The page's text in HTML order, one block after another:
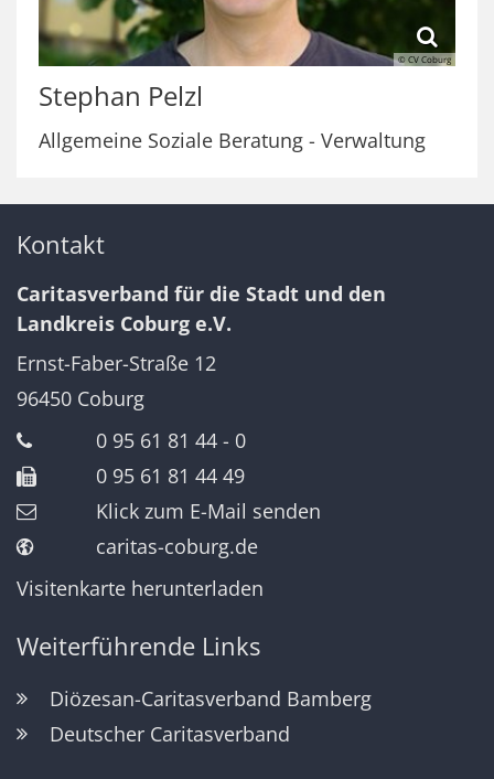
© CV Coburg
Stephan Pelzl
Allgemeine Soziale Beratung - Verwaltung
Kontakt
Caritasverband für die Stadt und den
Landkreis Coburg e.V.
Ernst-Faber-Straße 12
96450 Coburg
0 95 61 81 44 - 0
0 95 61 81 44 49
Klick zum E-Mail senden
caritas-coburg.de
Visitenkarte herunterladen
Weiterführende Links
Diözesan-Caritasverband Bamberg
Deutscher Caritasverband